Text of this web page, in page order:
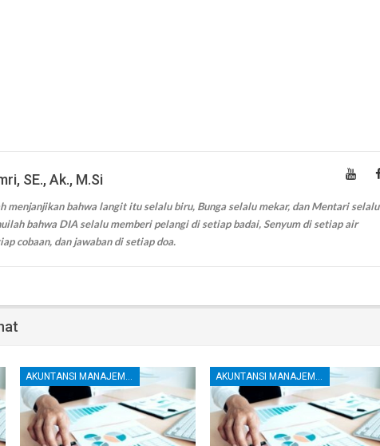
SE., Ak., M.Si
menjanjikan bahwa langit itu selalu biru, Bunga selalu mekar, dan Mentari selalu
bahwa DIA selalu memberi pelangi di setiap badai, Senyum di setiap air
cobaan, dan jawaban di setiap doa.
AKUNTANSI MANAJEMEN DAN BIAYA AKUNTANSI MANAJEMEN DAN BIAYA